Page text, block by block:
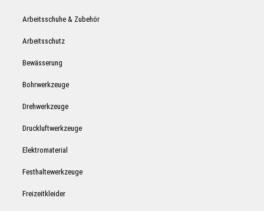
Arbeitsschuhe & Zubehör
Arbeitsschutz
Bewässerung
Bohrwerkzeuge
Drehwerkzeuge
Druckluftwerkzeuge
Elektromaterial
Festhaltewerkzeuge
Freizeitkleider